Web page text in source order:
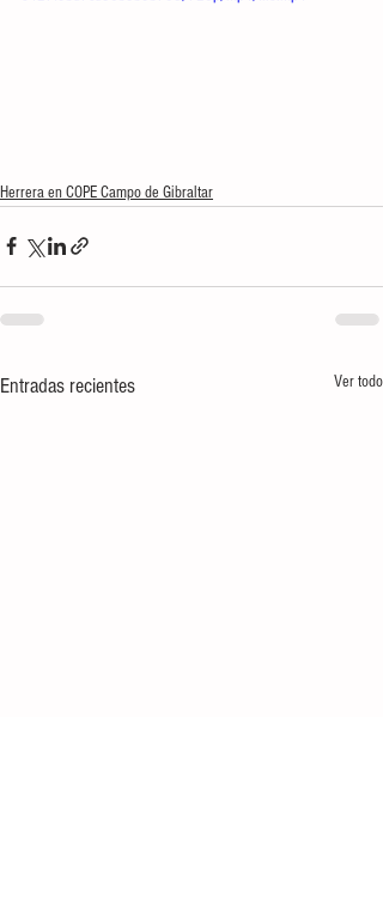
Herrera en COPE Campo de Gibraltar
Entradas recientes Ver todo